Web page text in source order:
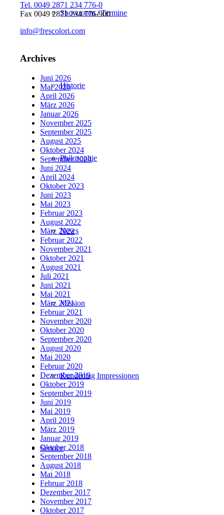
Showroom / Termine
Historie
Philosophie
News
Mission
Kundentag Impressionen
Service
Tel. 0049 2871 234 776-0
Fax 0049 2871 234 776-900
info@frescolori.com
Archives
Juni 2026
Mai 2026
April 2026
März 2026
Januar 2026
November 2025
September 2025
August 2025
Oktober 2024
September 2024
Juni 2024
April 2024
Oktober 2023
Juni 2023
Mai 2023
Februar 2023
August 2022
März 2022
Februar 2022
November 2021
Oktober 2021
August 2021
Juli 2021
Juni 2021
Mai 2021
März 2021
Februar 2021
November 2020
Oktober 2020
September 2020
August 2020
Mai 2020
Februar 2020
Dezember 2019
Oktober 2019
September 2019
Juni 2019
Mai 2019
April 2019
März 2019
Januar 2019
Oktober 2018
September 2018
August 2018
Mai 2018
Februar 2018
Dezember 2017
November 2017
Oktober 2017